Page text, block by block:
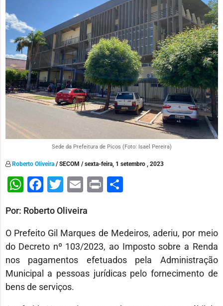
Sede da Prefeitura de Picos (Foto: Isael Pereira)
Roberto Oliveira/ SECOM / sexta-feira, 1 setembro , 2023
WhatsApp
Facebook
Twitter
EmailPrint
Por: Roberto Oliveira
O Prefeito Gil Marques de Medeiros, aderiu, por meio
do Decreto nº 103/2023, ao Imposto sobre a Renda
nos pagamentos efetuados pela Administração
Municipal a pessoas jurídicas pelo fornecimento de
bens de serviços.